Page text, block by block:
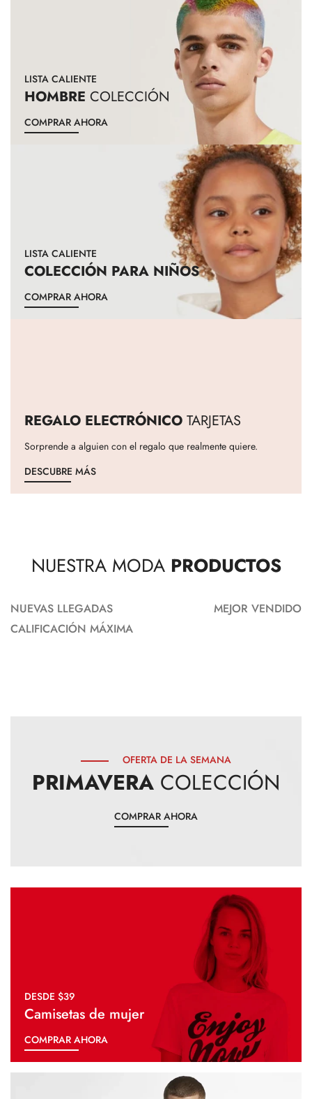
LISTA CALIENTE
HOMBRE COLECCIÓN
COMPRAR AHORA
LISTA CALIENTE
COLECCIÓN PARA NIÑOS
COMPRAR AHORA
REGALO ELECTRÓNICO TARJETAS
Sorprende a alguien con el regalo que realmente quiere.
DESCUBRE MÁS
NUESTRA MODA PRODUCTOS
NUEVAS LLEGADAS
MEJOR VENDIDO
CALIFICACIÓN MÁXIMA
OFERTA DE LA SEMANA
PRIMAVERA COLECCIÓN
COMPRAR AHORA
DESDE $39
Camisetas de mujer
COMPRAR AHORA